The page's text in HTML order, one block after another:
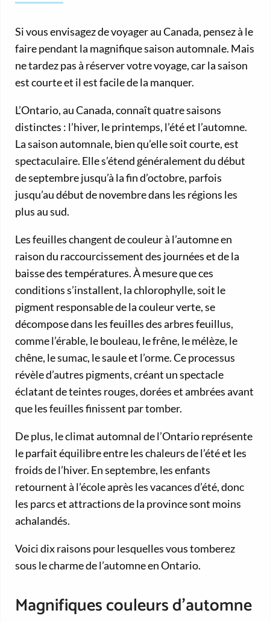
Si vous envisagez de voyager au Canada, pensez à le
faire pendant la magnifique saison automnale. Mais
ne tardez pas à réserver votre voyage, car la saison
est courte et il est facile de la manquer.
L’Ontario, au Canada, connaît quatre saisons
distinctes : l’hiver, le printemps, l’été et l’automne.
La saison automnale, bien qu’elle soit courte, est
spectaculaire. Elle s’étend généralement du début
de septembre jusqu’à la fin d’octobre, parfois
jusqu’au début de novembre dans les régions les
plus au sud.
Les feuilles changent de couleur à l’automne en
raison du raccourcissement des journées et de la
baisse des températures. À mesure que ces
conditions s’installent, la chlorophylle, soit le
pigment responsable de la couleur verte, se
décompose dans les feuilles des arbres feuillus,
comme l’érable, le bouleau, le frêne, le mélèze, le
chêne, le sumac, le saule et l’orme. Ce processus
révèle d’autres pigments, créant un spectacle
éclatant de teintes rouges, dorées et ambrées avant
que les feuilles finissent par tomber.
De plus, le climat automnal de l’Ontario représente
le parfait équilibre entre les chaleurs de l’été et les
froids de l’hiver. En septembre, les enfants
retournent à l’école après les vacances d’été, donc
les parcs et attractions de la province sont moins
achalandés.
Voici dix raisons pour lesquelles vous tomberez
sous le charme de l’automne en Ontario.
Magnifiques couleurs d’automne